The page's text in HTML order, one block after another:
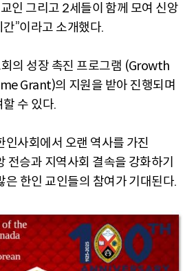
인 그리고 2세들이 함께 모여 신앙
”이라고 소개했다.
의 성장 촉진 프로그램 (Growth
Grant)의 지원을 받아 진행되며
수 있다.
인사회에서 오랜 역사를 가진
전승과 지역사회 결속을 강화하기
은 한인 교인들의 참여가 기대된다.